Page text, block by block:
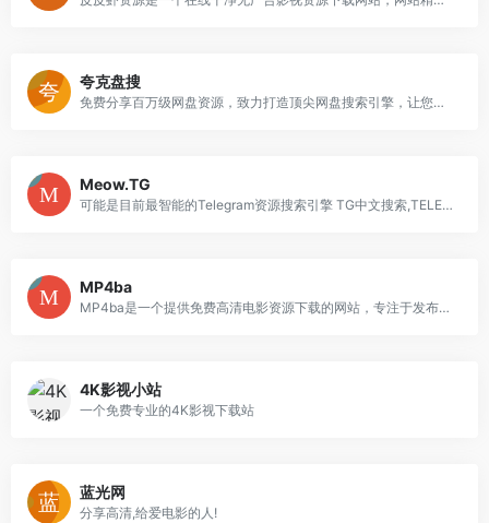
夸克盘搜
免费分享百万级网盘资源，致力打造顶尖网盘搜索引擎，让您畅享资源无忧！
Meow.TG
可能是目前最智能的Telegram资源搜索引擎 TG中文搜索,TELEGRAM资源搜索,Telegram资源,TG搜索引擎,电报搜索 可能是目前最智能的Telgram资源搜索引擎，能够解决Telgram中文资源搜索的痛点，乐享Telegram上百万资源
MP4ba
MP4ba是一个提供免费高清电影资源下载的网站，专注于发布高清MP4格式电影。它提供丰富的影视资源，包括720P、1080P和4K高清电影种子，用户可以免费下载最新电影。该平台成立于2016年，致力于分享各类高清电影种子。MP4ba的资源来自互联网，提供学习交流用途，并不承担版权责任，下载的电影种子应在24小时内删除。
4K影视小站
一个免费专业的4K影视下载站
蓝光网
分享高清,给爱电影的人!